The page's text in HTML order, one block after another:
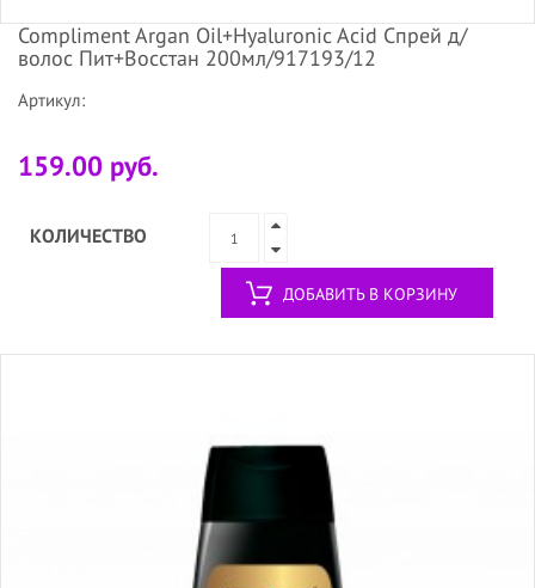
Compliment Argan Oil+Hyaluronic Acid Спрей д/
волос Пит+Восстан 200мл/917193/12
Артикул:
159.00 руб.
КОЛИЧЕСТВО
ДОБАВИТЬ В КОРЗИНУ